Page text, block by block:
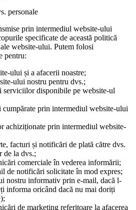
personale
prin intermediul website-ului
specificate de această politică
website-ului. Putem folosi
pentru:
ului și a afacerii noastre;
ului nostru pentru dvs.;
serviciilor disponibile pe website-ul
cumpărate prin intermediul website-ului
achiziționate prin intermediul website-
facturi și notificări de plată către dvs.
de la dvs.;
comerciale în vederea informării;
de notificări solicitate în mod expres;
nostru informativ prin e-mail, dacă l-
informa oricând dacă nu mai doriți
de marketing referitoare la afacerea